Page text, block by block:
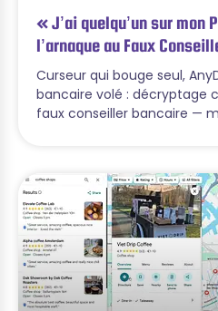
« J’ai quelqu’un sur mon
l’arnaque au Faux
Curseur qui bouge seul,
bancaire volé : décryptage
faux conseiller bancaire —